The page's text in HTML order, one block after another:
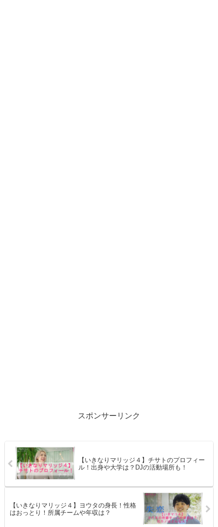
スポンサーリンク
【いきなりマリッジ４】チサトのプロフィー
ル！出身や大学は？DJの活動場所も！
【いきなりマリッジ４】ヨウタの身長！性格
はおっとり！所属チームや年収は？